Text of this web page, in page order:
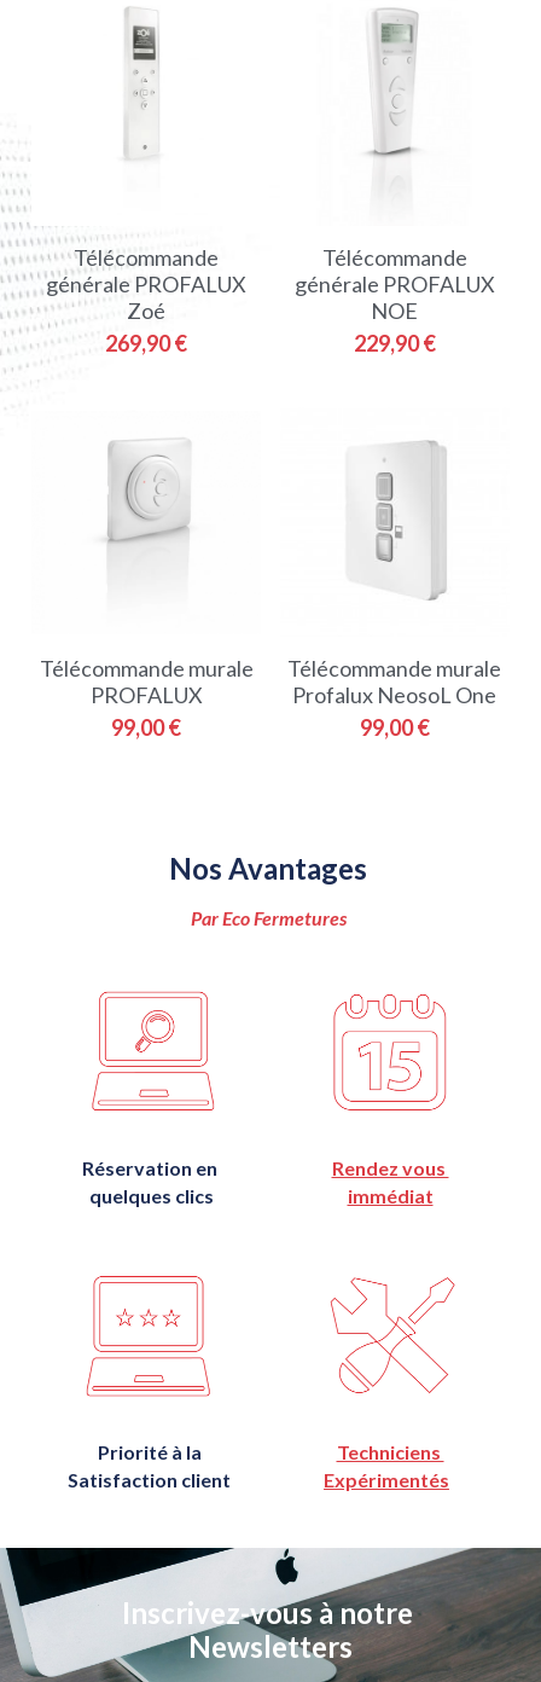
Télécommande
générale PROFALUX
Zoé
269,90 €
Télécommande
générale PROFALUX
NOE
229,90 €
Télécommande murale
PROFALUX
99,00 €
Télécommande murale
Profalux NeosoL One
99,00 €
Nos Avantages
Par Eco Fermetures
Réservation en
quelques clics
Rendez vous
immédiat
Priorité à la
Satisfaction client
Techniciens
Expérimentés
Inscrivez-vous à notre
Newsletters